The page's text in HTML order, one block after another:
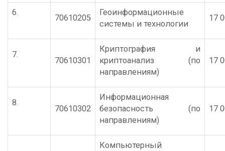
6.
70610205
Геоинформационные
системы и технологии
17
7.
70610301
Криптография и
криптоанализ (по
направлениям)
17
8.
70610302
Информационная
безопасность (по
направлениям)
17
Компьютерный